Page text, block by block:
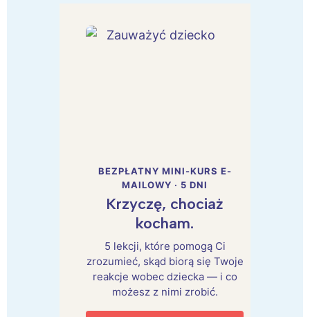
BEZPŁATNY MINI-KURS E-
MAILOWY · 5 DNI
Krzyczę, chociaż
kocham.
5 lekcji, które pomogą Ci
zrozumieć, skąd biorą się Twoje
reakcje wobec dziecka — i co
możesz z nimi zrobić.